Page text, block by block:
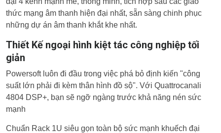
thức mạng âm thanh hiện đại nhất, sẵn sàng chinh phục
những dự án âm thanh khắt khe nhất.
Thiết Kế ngoại hình kiệt tác công nghiệp tối
giản
Powersoft luôn đi đầu trong việc phá bỏ định kiến "công
suất lớn phải đi kèm thân hình đồ sộ". Với Quattrocanali
4804 DSP+, bạn sẽ ngỡ ngàng trước khả năng nén sức
mạnh
Chuẩn Rack 1U siêu gọn toàn bộ sức mạnh khuếch đại